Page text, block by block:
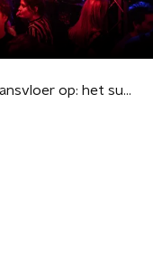
Steeds eerder de dansvloer op: het succes van feesten op de vroege avond